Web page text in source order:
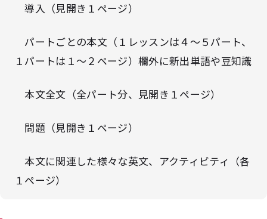
導入（見開き１ページ）
パートごとの本文（１レッスンは４～５パート、
１パートは１～２ページ）欄外に新出単語や豆知識
本文全文（全パート分、見開き１ページ）
問題（見開き１ページ）
本文に関連した様々な英文、アクティビティ（各
１ページ）